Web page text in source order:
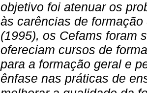
objetivo foi atenuar os
às carências de
(1995), os Cefams foram
ofereciam cursos de
para a formação geral e
ênfase nas práticas de